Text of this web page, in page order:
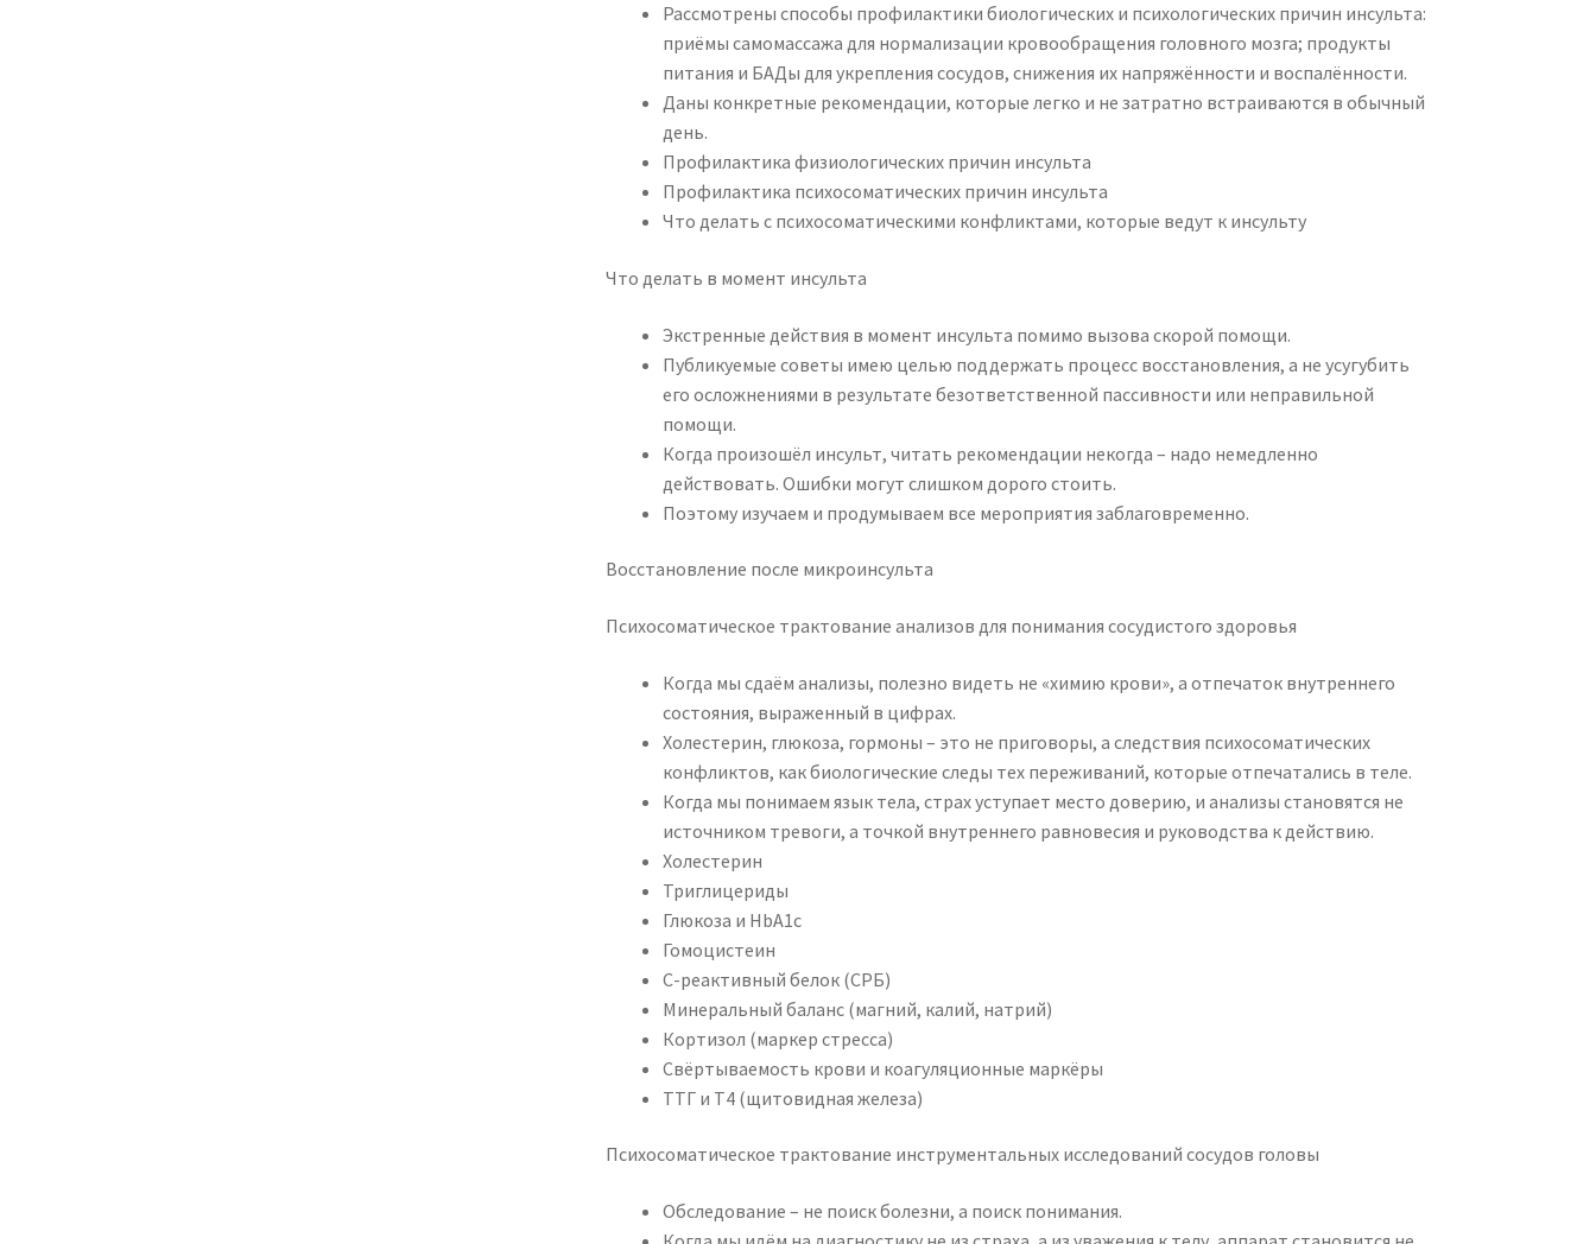
Рассмотрены способы профилактики биологических и психологических причин инсульта:
приёмы самомассажа для нормализации кровообращения головного мозга; продукты
питания и БАДы для укрепления сосудов, снижения их напряжённости и воспалённости.
Даны конкретные рекомендации, которые легко и не затратно встраиваются в обычный
день.
Профилактика физиологических причин инсульта
Профилактика психосоматических причин инсульта
Что делать с психосоматическими конфликтами, которые ведут к инсульту
Что делать в момент инсульта
Экстренные действия в момент инсульта помимо вызова скорой помощи.
Публикуемые советы имею целью поддержать процесс восстановления, а не усугубить
его осложнениями в результате безответственной пассивности или неправильной
помощи.
Когда произошёл инсульт, читать рекомендации некогда – надо немедленно
действовать. Ошибки могут слишком дорого стоить.
Поэтому изучаем и продумываем все мероприятия заблаговременно.
Восстановление после микроинсульта
Психосоматическое трактование анализов для понимания сосудистого здоровья
Когда мы сдаём анализы, полезно видеть не «химию крови», а отпечаток внутреннего
состояния, выраженный в цифрах.
Холестерин, глюкоза, гормоны – это не приговоры, а следствия психосоматических
конфликтов, как биологические следы тех переживаний, которые отпечатались в теле.
Когда мы понимаем язык тела, страх уступает место доверию, и анализы становятся не
источником тревоги, а точкой внутреннего равновесия и руководства к действию.
Холестерин
Триглицериды
Глюкоза и HbA1c
Гомоцистеин
С-реактивный белок (СРБ)
Минеральный баланс (магний, калий, натрий)
Кортизол (маркер стресса)
Свёртываемость крови и коагуляционные маркёры
ТТГ и Т4 (щитовидная железа)
Психосоматическое трактование инструментальных исследований сосудов головы
Обследование – не поиск болезни, а поиск понимания.